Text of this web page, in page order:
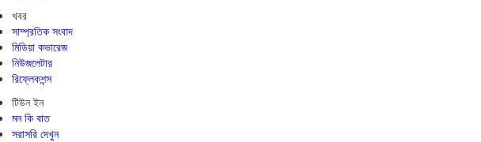
খবর
সাম্প্রতিক সংবাদ
মিডিয়া কভারেজ
নিউজলেটার
রিফ্লেকশন্স
টিউন ইন
মন কি বাত
সরাসরি দেখুন